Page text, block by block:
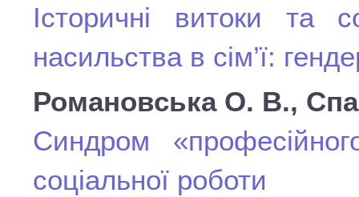
Історичні витоки та
насильства в сім’ї:
Романовська О. В.,
Синдром
соціальної роботи